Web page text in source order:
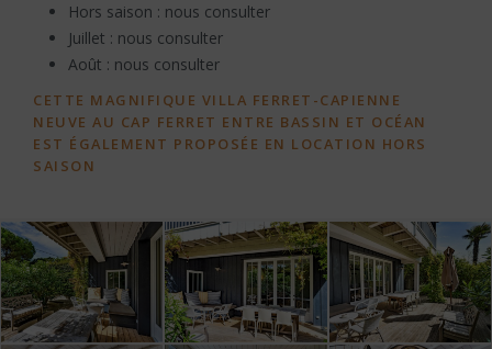
Hors saison : nous consulter
Juillet : nous consulter
Août : nous consulter
CETTE MAGNIFIQUE VILLA FERRET-CAPIENNE
NEUVE AU CAP FERRET ENTRE BASSIN ET OCÉAN
EST ÉGALEMENT PROPOSÉE EN LOCATION HORS
SAISON